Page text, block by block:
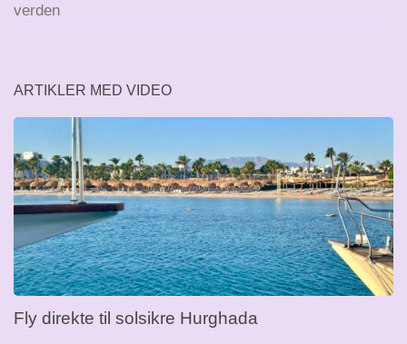
verden
ARTIKLER MED VIDEO
Fly direkte til solsikre Hurghada